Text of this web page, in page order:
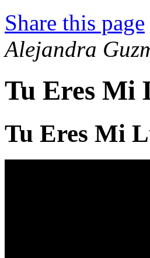
Share this page
Alejandra
Tu Eres Mi
Tu Eres Mi